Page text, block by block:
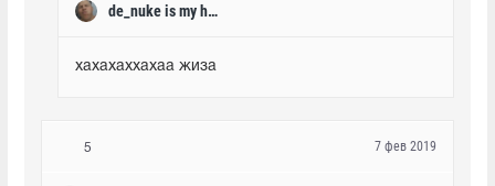
de_nuke is my home
хахахаххахаа жиза
5 7 фев 2019